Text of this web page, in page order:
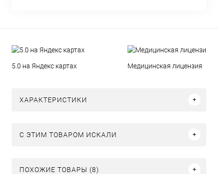
5.0 на Яндекс картах Медицинская лицензия
ХАРАКТЕРИСТИКИ
C ЭТИМ ТОВАРОМ ИСКАЛИ
ПОХОЖИЕ ТОВАРЫ (8)